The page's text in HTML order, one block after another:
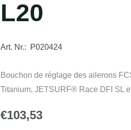
L20
Art. Nr.: P020424
Bouchon de réglage des ailerons
Titanium, JETSURF® Race DFI SL
€103,53